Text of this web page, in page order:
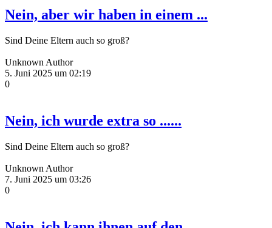
Nein, aber wir haben in einem ...
Sind Deine Eltern auch so groß?
Unknown Author
5. Juni 2025 um 02:19
0
Nein, ich wurde extra so ......
Sind Deine Eltern auch so groß?
Unknown Author
7. Juni 2025 um 03:26
0